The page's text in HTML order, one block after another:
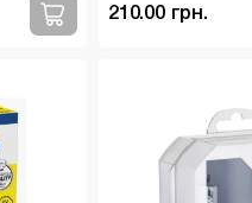
210.00 грн.